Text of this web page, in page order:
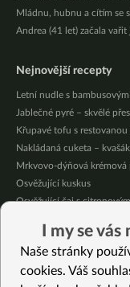
Mládnu, hubnu a cítím se
Andrea (41 let) začala
Nejnovější recepty
Letní nudle s
Jablečné pyré – skvělé
Křupavé tofu s
Nakládaná cuketa –
Mrkvovo-dýňová krémová
Osvěžující kuskus
Osvěžující čaj s
Čokoládové muffiny s
Meruňky a jablka v
I my se
Naše stránky
cookies. Váš